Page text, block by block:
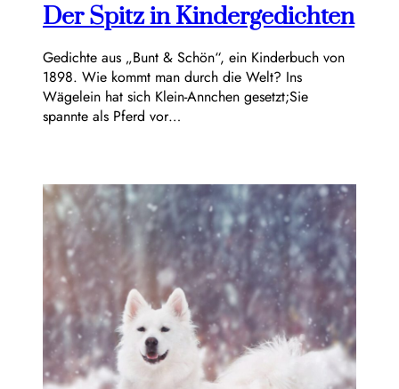
Der Spitz in Kindergedichten
Gedichte aus „Bunt & Schön“, ein Kinderbuch von
1898. Wie kommt man durch die Welt? Ins
Wägelein hat sich Klein-Annchen gesetzt;Sie
spannte als Pferd vor…